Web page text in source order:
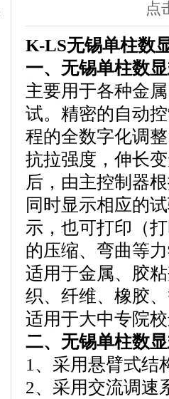
点
K-LS无锡单柱数
一、 无锡单柱数
主要用于各种金
试。精密的自动
程的全数字化调
抗拉强度，伸长
后，由主控制器
同时显示相应的
示，也可打印（
的压缩、弯曲等
适用于金属、胶
织、纤维、橡胶
适用于大中专院
二、无锡单柱数
1、采用悬臂式结
2、采用交流调速